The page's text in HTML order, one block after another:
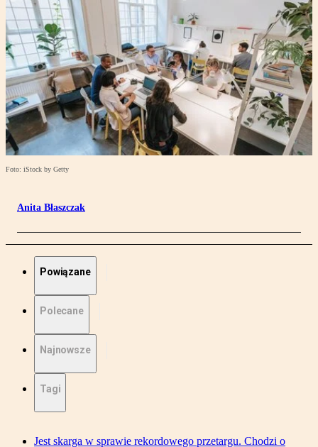
Foto: iStock by Getty
Anita Błaszczak
Powiązane
Polecane
Najnowsze
Tagi
Jest skarga w sprawie rekordowego przetargu. Chodzi o